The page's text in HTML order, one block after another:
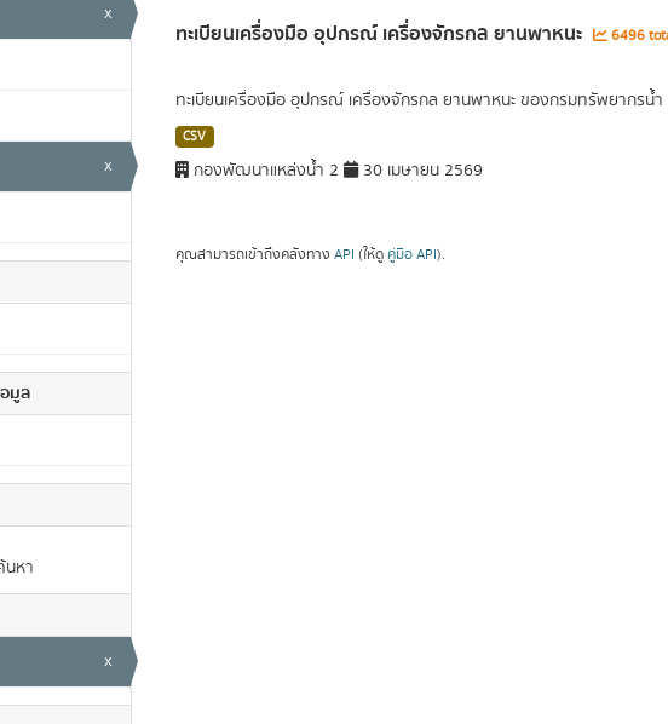
x
x
มูล
นหา
x
ทะเบียนเครื่องมือ อุปกรณ์ เครื่องจักรกล ยานพาหนะ 6496
ทะเบียนเครื่องมือ อุปกรณ์ เครื่องจักรกล ยานพาหนะ ของกรมทรัพยากร
CSV
กองพัฒนาแหล่งน้ำ 2 30 เมษายน 2569
คุณสามารถเข้าถึงคลังทาง API (ให้ดู คู่มือ API).